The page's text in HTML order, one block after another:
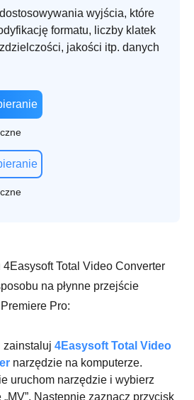
wyjścia, które
formatu, liczby klatek
jakości itp. danych
Total Video Converter
na płynne przejście
Pro:
zainstaluj 4Easysoft Total Video
narzędzie na komputerze.
uruchom narzędzie i wybierz
„MV”. Następnie zaznacz przycisk